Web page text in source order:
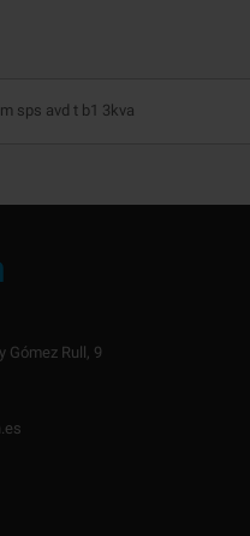
sps avd t b1 3kva
Gómez Rull, 9